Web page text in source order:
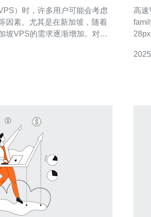
）时，许多用户可能会考虑
因素。尤其是在新加坡，随着
坡VPS的需求逐渐增加。对于
的。本文将详细介绍在银行汇
高速
family: